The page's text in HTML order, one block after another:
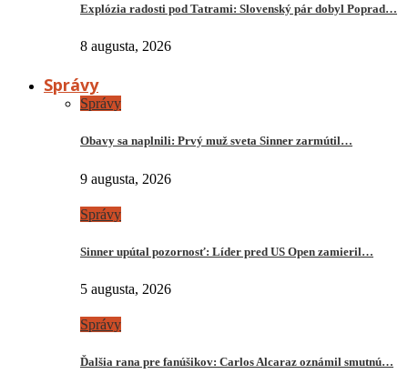
Explózia radosti pod Tatrami: Slovenský pár dobyl Poprad…
8 augusta, 2026
Správy
Správy
Obavy sa naplnili: Prvý muž sveta Sinner zarmútil…
9 augusta, 2026
Správy
Sinner upútal pozornosť: Líder pred US Open zamieril…
5 augusta, 2026
Správy
Ďalšia rana pre fanúšikov: Carlos Alcaraz oznámil smutnú…